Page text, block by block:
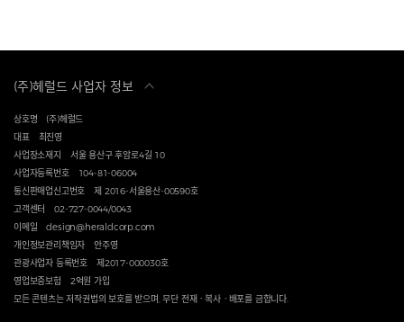
(주)헤럴드 사업자 정보
상호명
(주)헤럴드
대표
최진영
사업장소재지
서울 용산구 후암로4길 10
사업자등록번호
104-81-06004
통신판매업신고번호
제 2016-서울용산-00590호
고객센터
02-727-0044/0043
이메일
design@heraldcorp.com
개인정보관리책임자
안주영
관광사업자 등록번호
제2017-000030호
영업보증보험
2억원 가입
모든 콘텐츠는 저작권법의 보호를 받으며, 무단 전재ㆍ복사ㆍ배포를 금합니다.